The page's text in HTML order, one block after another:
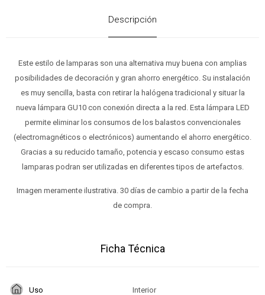
Descripción
Este estilo de lamparas son una alternativa muy buena con amplias
posibilidades de decoración y gran ahorro energético. Su instalación
es muy sencilla, basta con retirar la halógena tradicional y situar la
nueva lámpara GU10 con conexión directa a la red. Esta lámpara LED
permite eliminar los consumos de los balastos convencionales
(electromagnéticos o electrónicos) aumentando el ahorro energético.
Gracias a su reducido tamaño, potencia y escaso consumo estas
lamparas podran ser utilizadas en diferentes tipos de artefactos.
Imagen meramente ilustrativa. 30 días de cambio a partir de la fecha
de compra.
Ficha Técnica
Uso Interior